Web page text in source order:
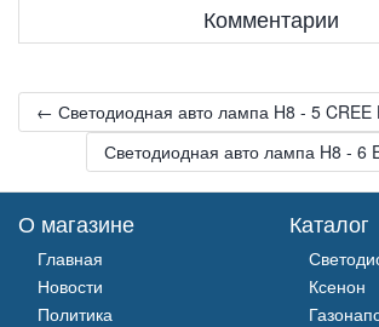
Комментарии
← Светодиодная авто лампа H8 - 5 CREE
Светодиодная авто лампа H8 - 6
О магазине
Главная
Новости
Политика
Каталог
Ксенон